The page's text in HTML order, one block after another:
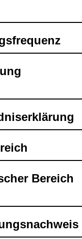
Bereich